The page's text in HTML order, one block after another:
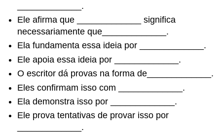
_____________.
Ele afirma que _____________ significa
necessariamente que_____________.
Ela fundamenta essa ideia por _____________.
Ele apoia essa ideia por _____________.
O escritor dá provas na forma de_____________.
Eles confirmam isso com _____________.
Ela demonstra isso por _____________.
Ele prova tentativas de provar isso por
_____________.